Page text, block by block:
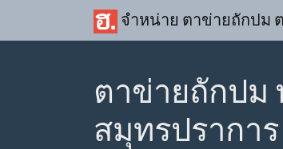
จำหน่าย ตาข่ายถักปม
ตาข่ายถักปม
สมุทรปรากา